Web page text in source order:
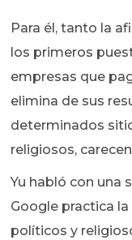
Para él, tanto la
los primeros
empresas que
elimina de sus
determinados
religiosos,
Yu habló con una
Google practica
políticos y